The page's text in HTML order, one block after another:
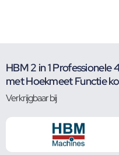
HBM 2 in 1
met Hoekmeet Functie
Verkrijgbaar bij